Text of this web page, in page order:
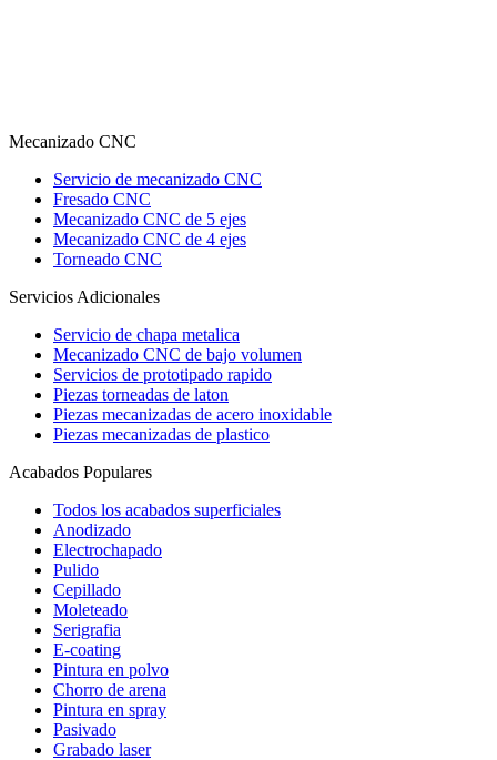
Mecanizado CNC
Servicio de mecanizado CNC
Fresado CNC
Mecanizado CNC de 5 ejes
Mecanizado CNC de 4 ejes
Torneado CNC
Servicios Adicionales
Servicio de chapa metalica
Mecanizado CNC de bajo volumen
Servicios de prototipado rapido
Piezas torneadas de laton
Piezas mecanizadas de acero inoxidable
Piezas mecanizadas de plastico
Acabados Populares
Todos los acabados superficiales
Anodizado
Electrochapado
Pulido
Cepillado
Moleteado
Serigrafia
E-coating
Pintura en polvo
Chorro de arena
Pintura en spray
Pasivado
Grabado laser